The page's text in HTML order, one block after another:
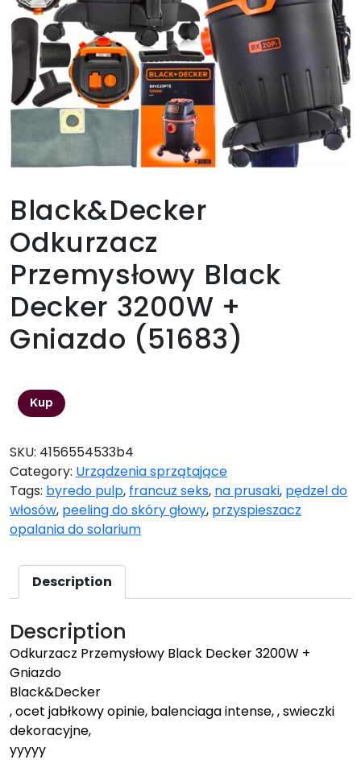
Black&Decker
Odkurzacz
Przemysłowy Black
Decker 3200W +
Gniazdo (51683)
Kup
SKU: 4156554533b4
Category: Urządzenia sprzątające
Tags: byredo pulp, francuz seks, na prusaki, pędzel do
włosów, peeling do skóry głowy, przyspieszacz
opalania do solarium
Description
Description
Odkurzacz Przemysłowy Black Decker 3200W +
Gniazdo
Black&Decker
, ocet jabłkowy opinie, balenciaga intense, , swieczki
dekoracyjne,
yyyyy